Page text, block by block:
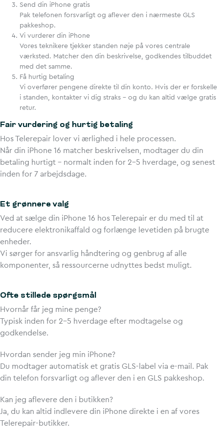
Send din iPhone gratis
Pak telefonen forsvarligt og aflever den i nærmeste GLS
pakkeshop.
Vi vurderer din iPhone
Vores teknikere tjekker standen nøje på vores centrale
værksted. Matcher den din beskrivelse, godkendes tilbuddet
med det samme.
Få hurtig betaling
Vi overfører pengene direkte til din konto. Hvis der er forskelle
i standen, kontakter vi dig straks – og du kan altid vælge gratis
retur.
Fair vurdering og hurtig betaling
Hos Telerepair lover vi ærlighed i hele processen.
Når din iPhone 16 matcher beskrivelsen, modtager du din
betaling hurtigt – normalt inden for 2–5 hverdage, og senest
inden for 7 arbejdsdage.
Et grønnere valg
Ved at sælge din iPhone 16 hos Telerepair er du med til at
reducere elektronikaffald og forlænge levetiden på brugte
enheder.
Vi sørger for ansvarlig håndtering og genbrug af alle
komponenter, så ressourcerne udnyttes bedst muligt.
Ofte stillede spørgsmål
Hvornår får jeg mine penge?
Typisk inden for 2–5 hverdage efter modtagelse og
godkendelse.
Hvordan sender jeg min iPhone?
Du modtager automatisk et gratis GLS-label via e-mail. Pak
din telefon forsvarligt og aflever den i en GLS pakkeshop.
Kan jeg aflevere den i butikken?
Ja, du kan altid indlevere din iPhone direkte i en af vores
Telerepair-butikker.